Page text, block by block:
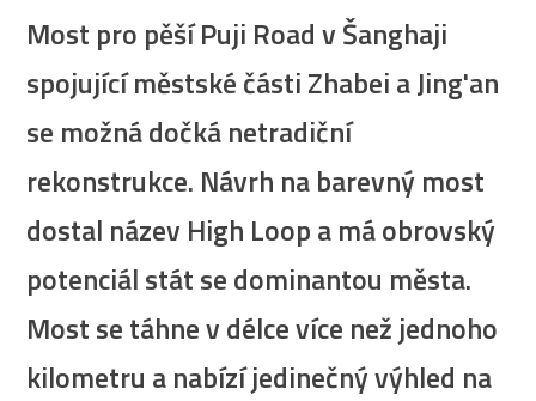
Most pro pěší Puji Road v Šanghaji
spojující městské části Zhabei a Jing'an
se možná dočká netradiční
rekonstrukce. Návrh na barevný most
dostal název High Loop a má obrovský
potenciál stát se dominantou města.
Most se táhne v délce více než jednoho
kilometru a nabízí jedinečný výhled na